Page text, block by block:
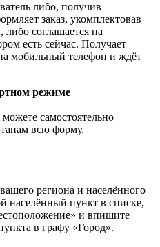
либо, получив
заказ, укомплектовав
соглашается на
есть сейчас. Получает
мобильный телефон и ждёт
режиме
самостоятельно
всю форму.
региона и населённого
населённый пункт в списке,
и впишите
в графу «Город».